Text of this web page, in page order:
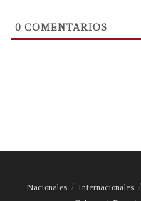
0 COMENTARIOS
Nacionales Internacionales